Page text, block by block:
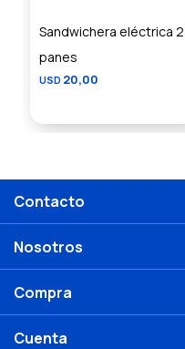
Sandwichera eléctrica 2
panes
USD 20,00
Contacto
Nosotros
Compra
Cuenta